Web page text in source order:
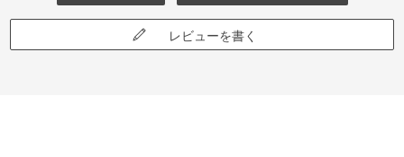
レビューを書く